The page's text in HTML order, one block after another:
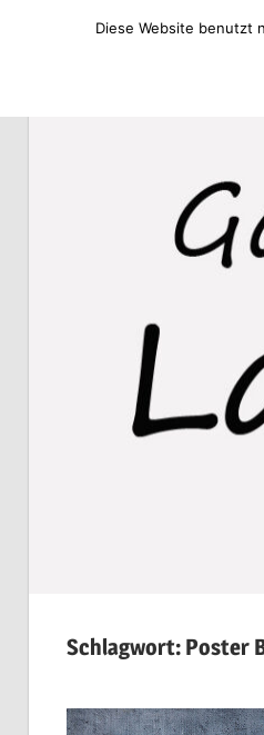
Schlagwort: Poster
Diese Website benutzt